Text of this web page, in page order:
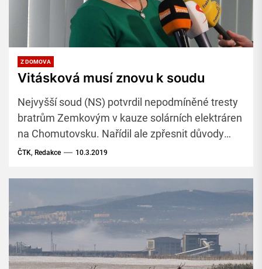
Z DOMOVA
Vitásková musí znovu k soudu
Nejvyšší soud (NS) potvrdil nepodmíněné tresty
bratrům Zemkovým v kauze solárních elektráren
na Chomutovsku. Nařídil ale zpřesnit důvody
zproštění obžaloby bývalé šéfky Energetického
ČTK, Redakce 10.3.2019